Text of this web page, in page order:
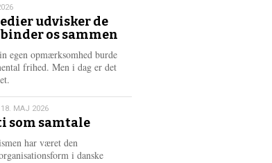
udvisker de
os sammen
egen opmærksomhed burde
frihed. Men i dag er det
18. MAJ 2026
som samtale
har været den
i danske